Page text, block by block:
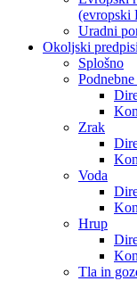
(evropski
Uradni
Okoljski
Splošno
Zrak
Voda
Hrup
Tla in